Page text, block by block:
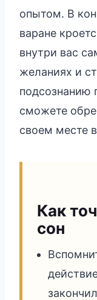
опытом. В
варане
внутри вас
желаниях и
подсознанию
сможете
своем месте
Как
сон